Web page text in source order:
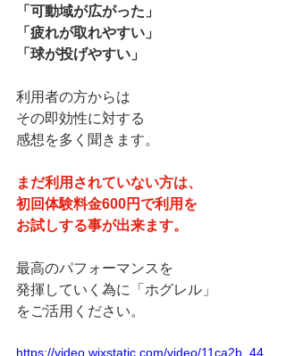
「可動域が広がった」
「疲れが取れやすい」
「球が投げやすい」
利用者の方からは
その即効性に対する
感想を多く聞きます。
まだ利用されていない方は、
初回体験料金600円で利用を
お試しする事が出来ます。
最高のパフォーマンスを
発揮していく為に「ホグレル」
をご活用ください。
https://video.wixstatic.com/video/11ca2b_44